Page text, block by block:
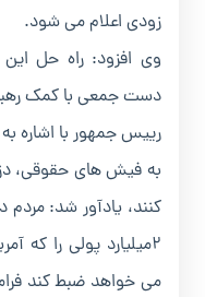
زودی اعلام می شود.
وی افزود: راه حل
دست جمعی با کمک
رییس جمهور با اشاره
به فیش های حقوقی،
کنند، یادآور شد:
۲میلیارد پولی را که